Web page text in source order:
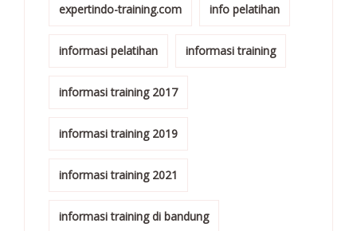
expertindo-training.com info pelatihan
informasi pelatihan informasi training
informasi training 2017
informasi training 2019
informasi training 2021
informasi training di bandung